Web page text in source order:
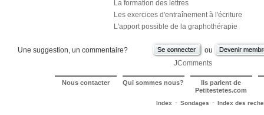
La formation des lettres
Les exercices d'entraînement à l'écriture
L'apport possible de la graphothérapie
Une suggestion, un commentaire?
ou
JComments
Nous contacter Qui sommes nous? Ils parlent de
Petitestetes.com
Index - Sondages - Index des